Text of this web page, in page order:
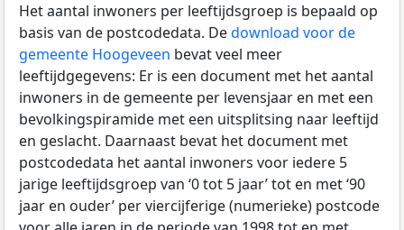
Het aantal inwoners per leeftijdsgroep is bepaald op
basis van de postcodedata. Dedownload voor de
gemeente Hoogeveen bevat veel meer
leeftijdgegevens: Er is een document met het aantal
inwoners in de gemeente per levensjaar en met een
bevolkingspiramide met een uitsplitsing naar leeftijd
en geslacht. Daarnaast bevat het document met
postcodedata het aantal inwoners voor iedere 5
jarige leeftijdsgroep van ‘0 tot 5 jaar’ tot en met ‘90
jaar en ouder’ per viercijferige (numerieke) postcode